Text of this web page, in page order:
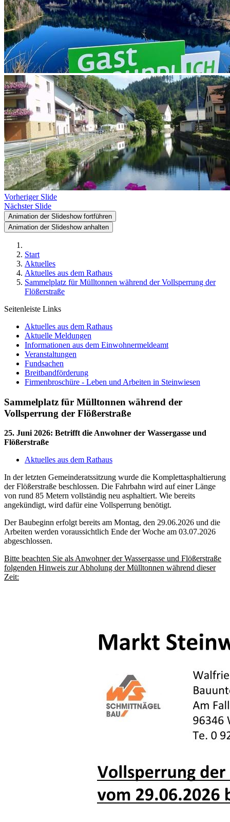
Vorheriger Slide
Nächster Slide
Animation der Slideshow fortführen
Animation der Slideshow anhalten
Start
Aktuelles
Aktuelles aus dem Rathaus
Sammelplatz für Mülltonnen während der Vollsperrung der
Flößerstraße
Seitenleiste Links
Aktuelles aus dem Rathaus
Aktuelle Meldungen
Informationen aus dem Einwohnermeldeamt
Veranstaltungen
Fundsachen
Breitbandförderung
Firmenbroschüre - Leben und Arbeiten in Steinwiesen
Sammelplatz für Mülltonnen während der
Vollsperrung der Flößerstraße
25. Juni 2026: Betrifft die Anwohner der Wassergasse und
Flößerstraße
Aktuelles aus dem Rathaus
In der letzten Gemeinderatssitzung wurde die Komplettasphaltierung
der Flößerstraße beschlossen. Die Fahrbahn wird auf einer Länge
von rund 85 Metern vollständig neu asphaltiert. Wie bereits
angekündigt, wird dafür eine Vollsperrung benötigt.
Der Baubeginn erfolgt bereits am Montag, den 29.06.2026 und die
Arbeiten werden voraussichtlich Ende der Woche am 03.07.2026
abgeschlossen.
Bitte beachten Sie als Anwohner der Wassergasse und Flößerstraße
folgenden Hinweis zur Abholung der Mülltonnen während dieser
Zeit: